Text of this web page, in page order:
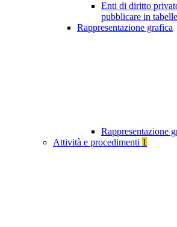
Enti di diritto
pubblicare in
Rappresentazione grafica
Rappresentazione
Attività e procedimenti 1